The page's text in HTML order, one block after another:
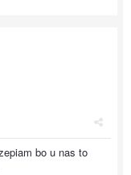
bo u nas to